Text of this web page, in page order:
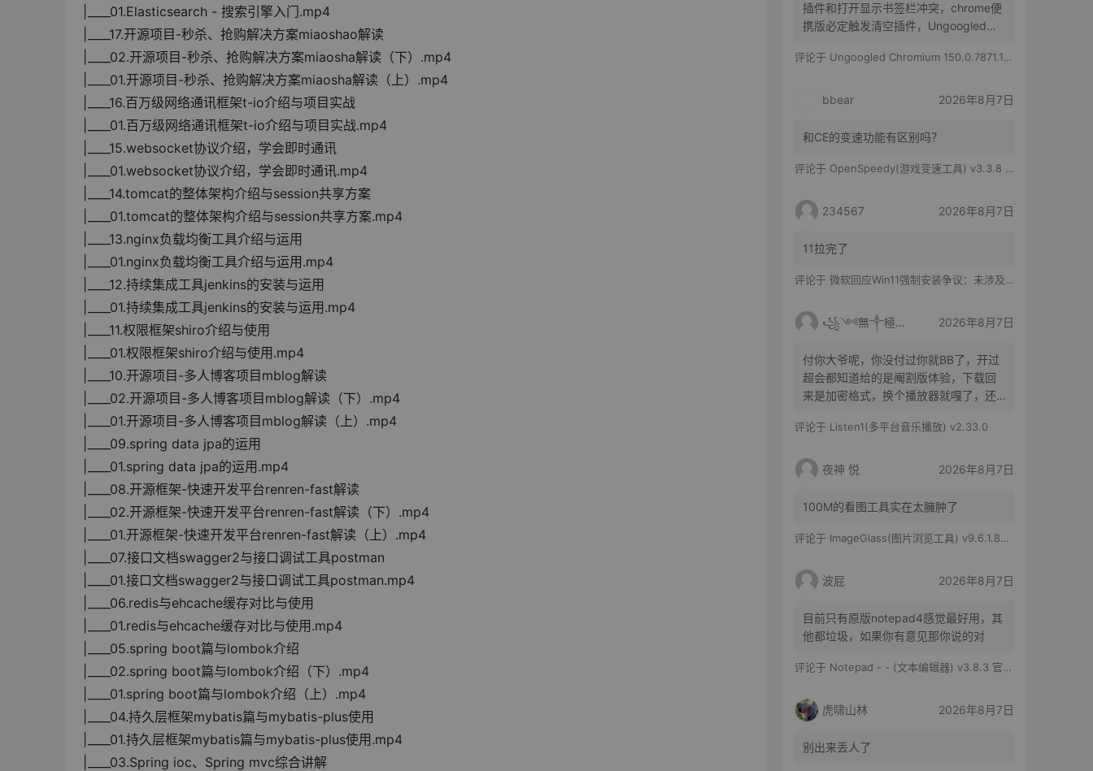
|____01.Elasticsearch - 搜索引擎入门.mp4
|____17.开源项目-秒杀、抢购解决方案miaoshao解读
|____02.开源项目-秒杀、抢购解决方案miaosha解读（下）.mp4
|____01.开源项目-秒杀、抢购解决方案miaosha解读（上）.mp4
|____16.百万级网络通讯框架t-io介绍与项目实战
|____01.百万级网络通讯框架t-io介绍与项目实战.mp4
|____15.websocket协议介绍，学会即时通讯
|____01.websocket协议介绍，学会即时通讯.mp4
|____14.tomcat的整体架构介绍与session共享方案
|____01.tomcat的整体架构介绍与session共享方案.mp4
|____13.nginx负载均衡工具介绍与运用
|____01.nginx负载均衡工具介绍与运用.mp4
|____12.持续集成工具jenkins的安装与运用
|____01.持续集成工具jenkins的安装与运用.mp4
|____11.权限框架shiro介绍与使用
|____01.权限框架shiro介绍与使用.mp4
|____10.开源项目-多人博客项目mblog解读
|____02.开源项目-多人博客项目mblog解读（下）.mp4
|____01.开源项目-多人博客项目mblog解读（上）.mp4
|____09.spring data jpa的运用
|____01.spring data jpa的运用.mp4
|____08.开源框架-快速开发平台renren-fast解读
|____02.开源框架-快速开发平台renren-fast解读（下）.mp4
|____01.开源框架-快速开发平台renren-fast解读（上）.mp4
|____07.接口文档swagger2与接口调试工具postman
|____01.接口文档swagger2与接口调试工具postman.mp4
|____06.redis与ehcache缓存对比与使用
|____01.redis与ehcache缓存对比与使用.mp4
|____05.spring boot篇与lombok介绍
|____02.spring boot篇与lombok介绍（下）.mp4
|____01.spring boot篇与lombok介绍（上）.mp4
|____04.持久层框架mybatis篇与mybatis-plus使用
|____01.持久层框架mybatis篇与mybatis-plus使用.mp4
|____03.Spring ioc、Spring mvc综合讲解
插件和打开显示书签栏冲突，chrome便
携版必定触发清空插件，Ungoogled
所有插件，有时候只是极光tab插件消失
评论于 Ungoogled Chromium 150.0.7871.186-1.1 果核优化便携版
bbear 2026年8月7日
和CE的变速功能有区别吗？
评论于 OpenSpeedy(游戏变速工具) v3.3.8 绿色版
234567 2026年8月7日
11拉完了
评论于 微软回应Win11强制安装争议：未涉及企业设备，承诺不用用户照片训练AI
꧁༺無༒極༻꧂ 2026年8月7日
付你大爷呢，你没付过你就BB了，开过
超会都知道给的是阉割版体验，下载回
来是加密格式，换个播放器就嘎了，还
评论于 Listen1(多平台音乐播放) v2.33.0
夜神 悦 2026年8月7日
100M的看图工具实在太臃肿了
评论于 ImageGlass(图片浏览工具) v9.6.1.807 官方便携版
波屁 2026年8月7日
目前只有原版notepad4感觉最好用，其
他都垃圾，如果你有意见那你说的对
评论于 Notepad - - (文本编辑器) v3.8.3 官方版
虎啸山林 2026年8月7日
别出来丢人了